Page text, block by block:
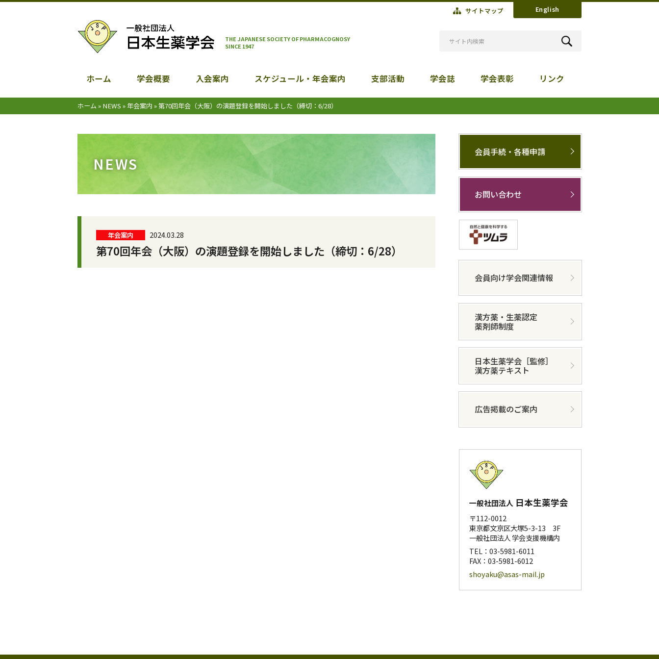
THE JAPANESE SOCIETY OF PHARMACOGNOSY
SINCE 1947
ホーム 学会概要 入会案内 スケジュール・年会案内 支部活動 学会誌 学会表彰 リンク
サイトマップ English
ホーム » NEWS »年会案内 »第70回年会（大阪）の演題登録を開始しました（締切：6/28）
NEWS
年会案内 2024.03.28
第70回年会（大阪）の演題登録を開始しました（締切：6/28）
会員手続・各種申請
お問い合わせ
会員向け学会関連情報
漢方薬・生薬認定
薬剤師制度
日本生薬学会［監修］
漢方薬テキスト
広告掲載のご案内
一般社団法人 日本生薬学会
〒112-0012
東京都文京区大塚5-3-13 3F
一般社団法人 学会支援機構内
TEL： 03-5981-6011
FAX：03-5981-6012
shoyaku@asas-mail.jp